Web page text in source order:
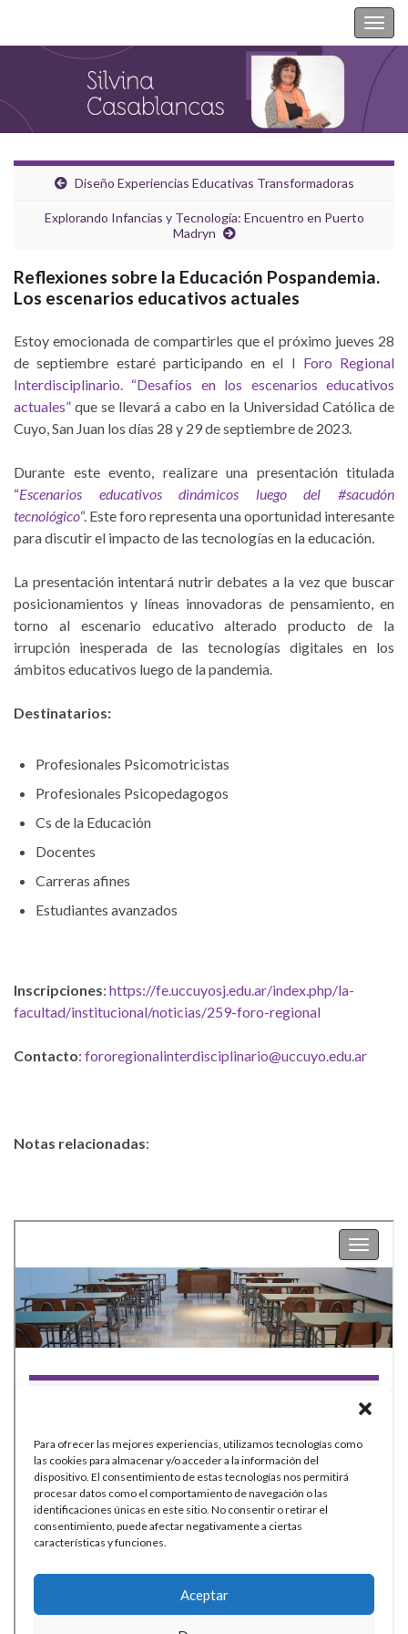
Diseño Experiencias Educativas Transformadoras
Explorando Infancias y Tecnología: Encuentro en Puerto
Madryn
Reflexiones sobre la Educación Pospandemia.
Los escenarios educativos actuales
Estoy emocionada de compartirles que el próximo jueves 28
de septiembre estaré participando en el I Foro Regional
Interdisciplinario. “Desafíos en los escenarios educativos
actuales” que se llevará a cabo en la Universidad Católica de
Cuyo, San Juan los días 28 y 29 de septiembre de 2023.
Durante este evento, realizare una presentación titulada
“Escenarios educativos dinámicos luego del #sacudón
tecnológico“. Este foro representa una oportunidad interesante
para discutir el impacto de las tecnologías en la educación.
La presentación intentará nutrir debates a la vez que buscar
posicionamientos y líneas innovadoras de pensamiento, en
torno al escenario educativo alterado producto de la
irrupción inesperada de las tecnologías digitales en los
ámbitos educativos luego de la pandemia.
Destinatarios:
Profesionales Psicomotricistas
Profesionales Psicopedagogos
Cs de la Educación
Docentes
Carreras afines
Estudiantes avanzados
Inscripciones: https://fe.uccuyosj.edu.ar/index.php/la-
facultad/institucional/noticias/259-foro-regional
Contacto: fororegionalinterdisciplinario@uccuyo.edu.ar
Notas relacionadas: